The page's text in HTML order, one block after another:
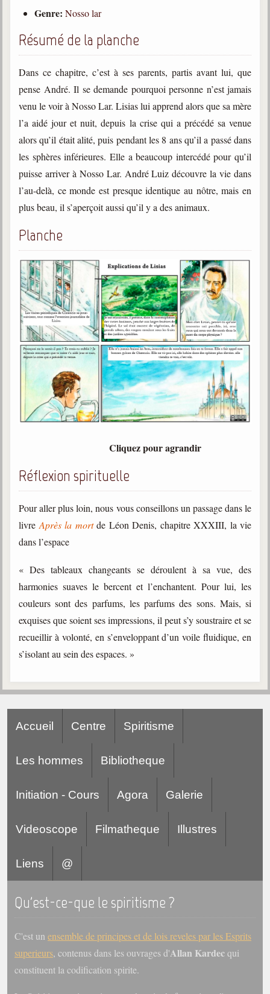
Enregistrements
Enseignement
Cours dispensés au Centre
L'Agora
Consultez les réponses
Galerie
Vidéoscope
Filmothèque
Les Illustrés
Vidéos courtes de Divaldo
Liens spirites
Centres spirites
Fédérations spirites
Médias spirites
@
Genre: Nosso lar
Résumé de la planche
Dans ce chapitre, c’est à ses parents, partis avant lui, que
pense André. Il se demande pourquoi personne n’est jamais
venu le voir à Nosso Lar. Lisias lui apprend alors que sa mère
l’a aidé jour et nuit, depuis la crise qui a précédé sa venue
alors qu’il était alité, puis pendant les 8 ans qu’il a passé dans
les sphères inférieures. Elle a beaucoup intercédé pour qu’il
puisse arriver à Nosso Lar. André Luiz découvre la vie dans
l’au-delà, ce monde est presque identique au nôtre, mais en
plus beau, il s’aperçoit aussi qu’il y a des animaux.
Planche
Cliquez pour agrandir
Réflexion spirituelle
Pour aller plus loin, nous vous conseillons un passage dans le
livre Après la mortde Léon Denis, chapitre XXXIII, la vie
dans l’espace
« Des tableaux changeants se déroulent à sa vue, des
harmonies suaves le bercent et l’enchantent. Pour lui, les
couleurs sont des parfums, les parfums des sons. Mais, si
exquises que soient ses impressions, il peut s’y soustraire et se
recueillir à volonté, en s’enveloppant d’un voile fluidique, en
s’isolant au sein des espaces. »
Accueil Centre Spiritisme
Les hommes Bibliotheque
Initiation - Cours Agora Galerie
Videoscope Filmatheque Illustres
Liens @
Qu'est-ce-que le spiritisme ?
C'est un ensemble de principes et de lois reveles par les Esprits
superieurs, contenus dans les ouvrages d'Allan Kardecqui
constituent la codification spirite.